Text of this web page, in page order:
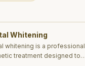
Whitening
whitening is a professional
treatment designed to